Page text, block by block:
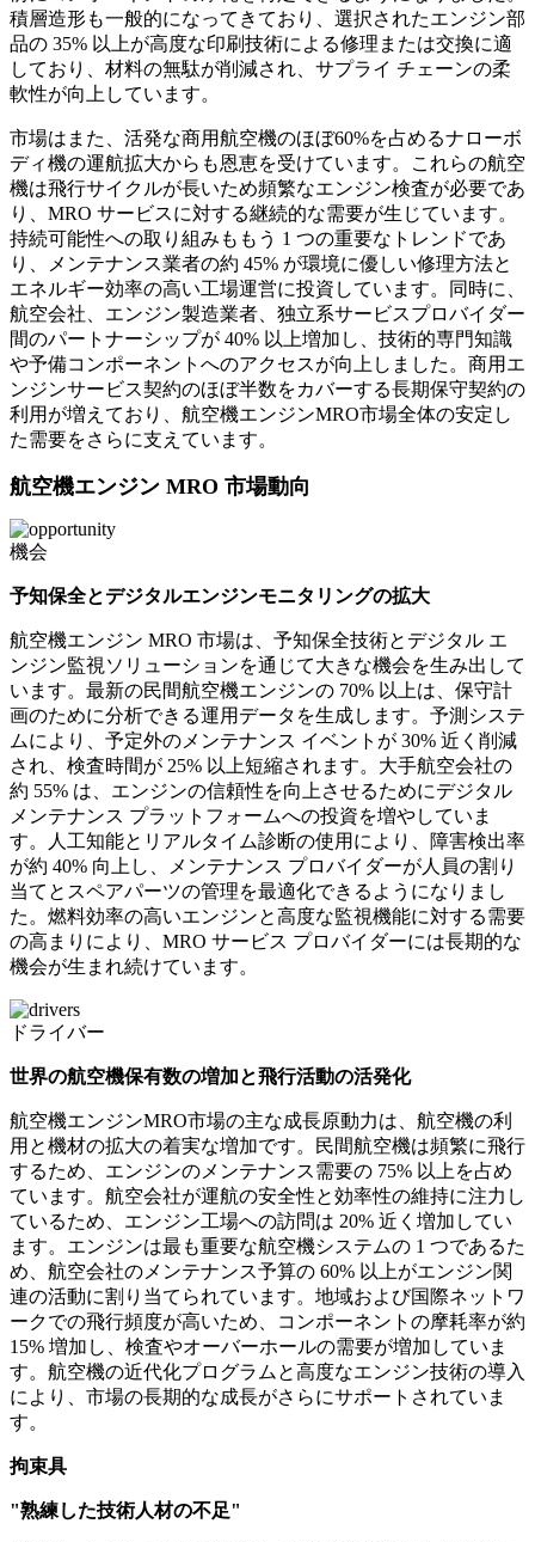
積層造形も一般的になってきており、選択されたエンジン部
品の 35% 以上が高度な印刷技術による修理または交換に適
しており、材料の無駄が削減され、サプライ チェーンの柔
軟性が向上しています。
市場はまた、活発な商用航空機のほぼ60%を占めるナローボ
ディ機の運航拡大からも恩恵を受けています。これらの航空
機は飛行サイクルが長いため頻繁なエンジン検査が必要であ
り、MRO サービスに対する継続的な需要が生じています。
持続可能性への取り組みももう 1 つの重要なトレンドであ
り、メンテナンス業者の約 45% が環境に優しい修理方法と
エネルギー効率の高い工場運営に投資しています。同時に、
航空会社、エンジン製造業者、独立系サービスプロバイダー
間のパートナーシップが 40% 以上増加し、技術的専門知識
や予備コンポーネントへのアクセスが向上しました。商用エ
ンジンサービス契約のほぼ半数をカバーする長期保守契約の
利用が増えており、航空機エンジンMRO市場全体の安定し
た需要をさらに支えています。
航空機エンジン MRO 市場動向
機会
予知保全とデジタルエンジンモニタリングの拡大
航空機エンジン MRO 市場は、予知保全技術とデジタル エ
ンジン監視ソリューションを通じて大きな機会を生み出して
います。最新の民間航空機エンジンの 70% 以上は、保守計
画のために分析できる運用データを生成します。予測システ
ムにより、予定外のメンテナンス イベントが 30% 近く削減
され、検査時間が 25% 以上短縮されます。大手航空会社の
約 55% は、エンジンの信頼性を向上させるためにデジタル
メンテナンス プラットフォームへの投資を増やしていま
す。人工知能とリアルタイム診断の使用により、障害検出率
が約 40% 向上し、メンテナンス プロバイダーが人員の割り
当てとスペアパーツの管理を最適化できるようになりまし
た。燃料効率の高いエンジンと高度な監視機能に対する需要
の高まりにより、MRO サービス プロバイダーには長期的な
機会が生まれ続けています。
ドライバー
世界の航空機保有数の増加と飛行活動の活発化
航空機エンジンMRO市場の主な成長原動力は、航空機の利
用と機材の拡大の着実な増加です。民間航空機は頻繁に飛行
するため、エンジンのメンテナンス需要の 75% 以上を占め
ています。航空会社が運航の安全性と効率性の維持に注力し
ているため、エンジン工場への訪問は 20% 近く増加してい
ます。エンジンは最も重要な航空機システムの 1 つであるた
め、航空会社のメンテナンス予算の 60% 以上がエンジン関
連の活動に割り当てられています。地域および国際ネットワ
ークでの飛行頻度が高いため、コンポーネントの摩耗率が約
15% 増加し、検査やオーバーホールの需要が増加していま
す。航空機の近代化プログラムと高度なエンジン技術の導入
により、市場の長期的な成長がさらにサポートされていま
す。
拘束具
"熟練した技術人材の不足"